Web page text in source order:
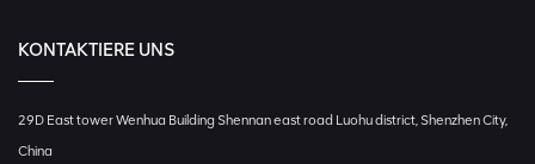
KONTAKTIERE UNS
29D East tower Wenhua Building Shennan east road Luohu district, Shenzhen City,
China